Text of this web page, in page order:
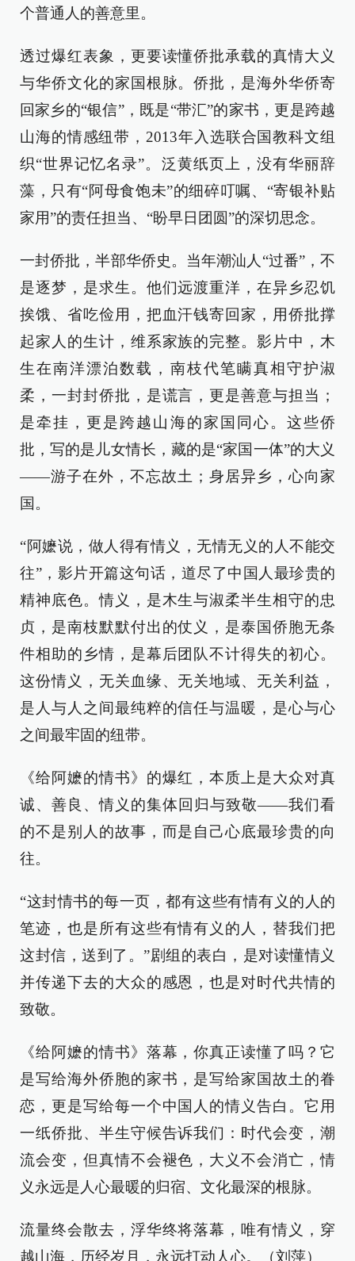
个普通人的善意里。
透过爆红表象，更要读懂侨批承载的真情大义
与华侨文化的家国根脉。侨批，是海外华侨寄
回家乡的“银信”，既是“带汇”的家书，更是跨越
山海的情感纽带，2013年入选联合国教科文组
织“世界记忆名录”。泛黄纸页上，没有华丽辞
藻，只有“阿母食饱未”的细碎叮嘱、“寄银补贴
家用”的责任担当、“盼早日团圆”的深切思念。
一封侨批，半部华侨史。当年潮汕人“过番”，不
是逐梦，是求生。他们远渡重洋，在异乡忍饥
挨饿、省吃俭用，把血汗钱寄回家，用侨批撑
起家人的生计，维系家族的完整。影片中，木
生在南洋漂泊数载，南枝代笔瞒真相守护淑
柔，一封封侨批，是谎言，更是善意与担当；
是牵挂，更是跨越山海的家国同心。这些侨
批，写的是儿女情长，藏的是“家国一体”的大义
——游子在外，不忘故土；身居异乡，心向家
国。
“阿嬷说，做人得有情义，无情无义的人不能交
往”，影片开篇这句话，道尽了中国人最珍贵的
精神底色。情义，是木生与淑柔半生相守的忠
贞，是南枝默默付出的仗义，是泰国侨胞无条
件相助的乡情，是幕后团队不计得失的初心。
这份情义，无关血缘、无关地域、无关利益，
是人与人之间最纯粹的信任与温暖，是心与心
之间最牢固的纽带。
《给阿嬷的情书》的爆红，本质上是大众对真
诚、善良、情义的集体回归与致敬——我们看
的不是别人的故事，而是自己心底最珍贵的向
往。
“这封情书的每一页，都有这些有情有义的人的
笔迹，也是所有这些有情有义的人，替我们把
这封信，送到了。”剧组的表白，是对读懂情义
并传递下去的大众的感恩，也是对时代共情的
致敬。
《给阿嬷的情书》落幕，你真正读懂了吗？它
是写给海外侨胞的家书，是写给家国故土的眷
恋，更是写给每一个中国人的情义告白。它用
一纸侨批、半生守候告诉我们：时代会变，潮
流会变，但真情不会褪色，大义不会消亡，情
义永远是人心最暖的归宿、文化最深的根脉。
流量终会散去，浮华终将落幕，唯有情义，穿
越山海，历经岁月，永远打动人心。（刘萍）